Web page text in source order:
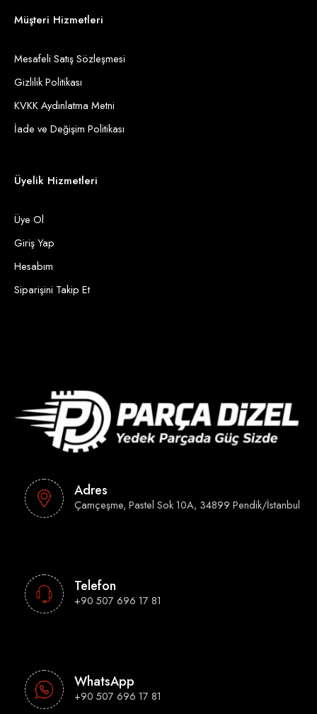
Müşteri Hizmetleri
Mesafeli Satış Sözleşmesi
Gizlilik Politikası
KVKK Aydınlatma Metni
İade ve Değişim Politikası
Üyelik Hizmetleri
Üye Ol
Giriş Yap
Hesabım
Siparişini Takip Et
Adres
Çamçeşme, Pastel Sok 10A, 34899 Pendik/İstanbul
Telefon
+90 507 696 17 81
WhatsApp
+90 507 696 17 81